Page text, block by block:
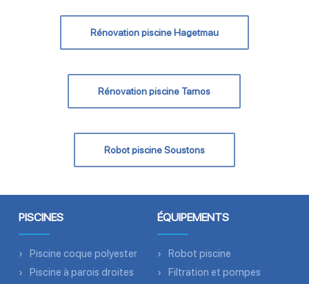
Rénovation piscine Hagetmau
Rénovation piscine Tarnos
Robot piscine Soustons
PISCINES
Piscine coque polyester
Piscine à parois droites
ÉQUIPEMENTS
Robot piscine
Filtration et pompes